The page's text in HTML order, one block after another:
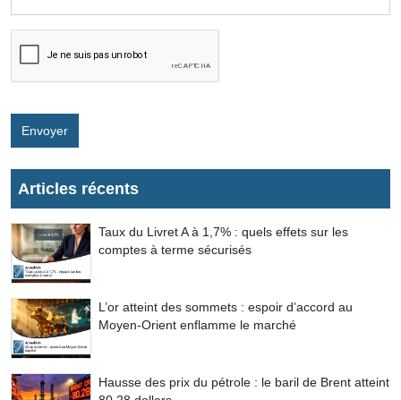
Envoyer
Articles récents
Taux du Livret A à 1,7% : quels effets sur les
comptes à terme sécurisés
L’or atteint des sommets : espoir d’accord au
Moyen-Orient enflamme le marché
Hausse des prix du pétrole : le baril de Brent atteint